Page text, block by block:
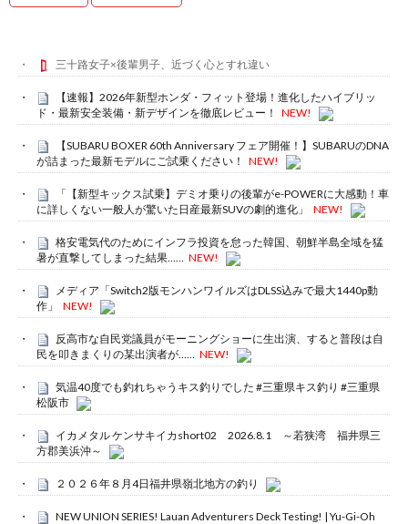
三十路女子×後輩男子、近づく心とすれ違い
【速報】2026年新型ホンダ・フィット登場！進化したハイブリッ
ド・最新安全装備・新デザインを徹底レビュー！
NEW!
【SUBARU BOXER 60th Anniversary フェア開催！】SUBARUのDNA
が詰まった最新モデルにご試乗ください！
NEW!
「【新型キックス試乗】デミオ乗りの後輩がe-POWERに大感動！車
に詳しくない一般人が驚いた日産最新SUVの劇的進化」
NEW!
格安電気代のためにインフラ投資を怠った韓国、朝鮮半島全域を猛
暑が直撃してしまった結果…… NEW!
メディア「Switch2版モンハンワイルズはDLSS込みで最大1440p動
作」
NEW!
反高市な自民党議員がモーニングショーに生出演、すると普段は自
民を叩きまくりの某出演者が……
NEW!
気温40度でも釣れちゃうキス釣りでした #三重県キス釣り #三重県
松阪市
イカメタル ケンサキイカshort02 2026.8.1 ～若狭湾 福井県三
方郡美浜沖～
２０２６年８月4日福井県嶺北地方の釣り
NEW UNION SERIES! Lauan Adventurers Deck Testing! | Yu-Gi-Oh